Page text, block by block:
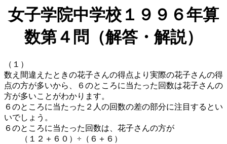
女子学院中学校１９９６年算
数第４問（解答・解説）
（１）
数え間違えたときの花子さんの得点より実際の花子さんの得
点の方が多いから、６のところに当たった回数は花子さんの
方が多いことがわかります。
６のところに当たった２人の回数の差の部分に注目するとい
いでしょう。
６のところに当たった回数は、花子さんの方が
（１２＋６０）÷（６＋６）